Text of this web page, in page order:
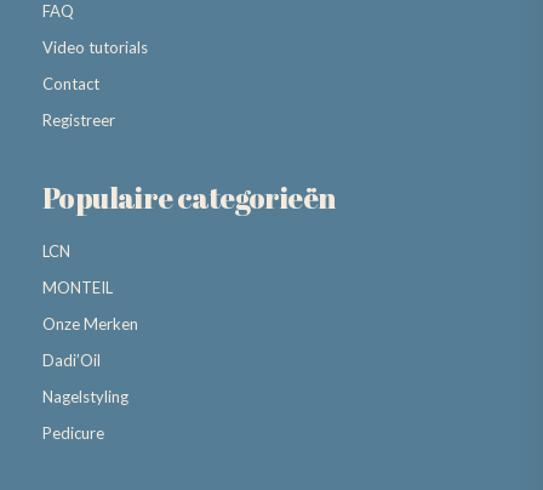
FAQ
Video tutorials
Contact
Registreer
Populaire categorieën
LCN
MONTEIL
Onze Merken
Dadi’Oil
Nagelstyling
Pedicure